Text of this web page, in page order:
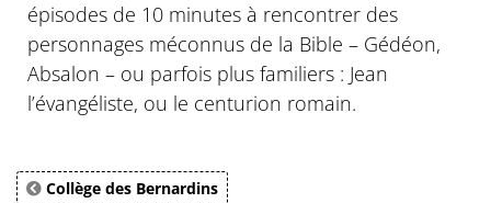
épisodes de 10 minutes à rencontrer des
personnages méconnus de la Bible – Gédéon,
Absalon – ou parfois plus familiers : Jean
l’évangéliste, ou le centurion romain.
Collège des Bernardins